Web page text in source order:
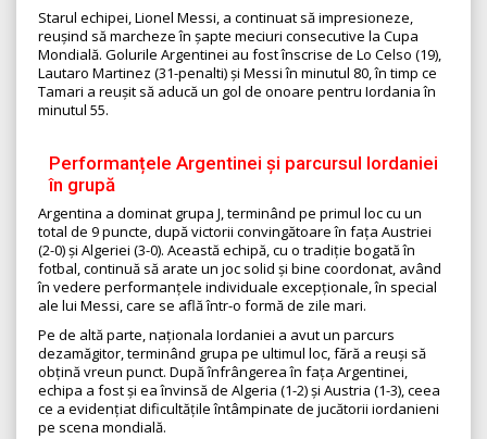
Starul echipei, Lionel Messi, a continuat să impresioneze,
reușind să marcheze în șapte meciuri consecutive la Cupa
Mondială. Golurile Argentinei au fost înscrise de Lo Celso (19),
Lautaro Martinez (31-penalti) și Messi în minutul 80, în timp ce
Tamari a reușit să aducă un gol de onoare pentru Iordania în
minutul 55.
Performanțele Argentinei și parcursul Iordaniei
în grupă
Argentina a dominat grupa J, terminând pe primul loc cu un
total de 9 puncte, după victorii convingătoare în fața Austriei
(2-0) și Algeriei (3-0). Această echipă, cu o tradiție bogată în
fotbal, continuă să arate un joc solid și bine coordonat, având
în vedere performanțele individuale excepționale, în special
ale lui Messi, care se află într-o formă de zile mari.
Pe de altă parte, naționala Iordaniei a avut un parcurs
dezamăgitor, terminând grupa pe ultimul loc, fără a reuși să
obțină vreun punct. După înfrângerea în fața Argentinei,
echipa a fost și ea învinsă de Algeria (1-2) și Austria (1-3), ceea
ce a evidențiat dificultățile întâmpinate de jucătorii iordanieni
pe scena mondială.